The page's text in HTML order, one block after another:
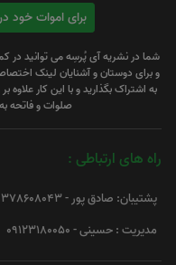
برای اموات خود در کمتر از 3
شما در نشریه آی پُرسِه می توانید در
و برای دوستان و آشنایان لینک
به اشتراک بگذارید و با این کار علاوه
صلوات و فاتحه
راه های ارتباطی :
پشتیبان: صادق پور - 09378608043
مدیریت : حسینی - 09123180050